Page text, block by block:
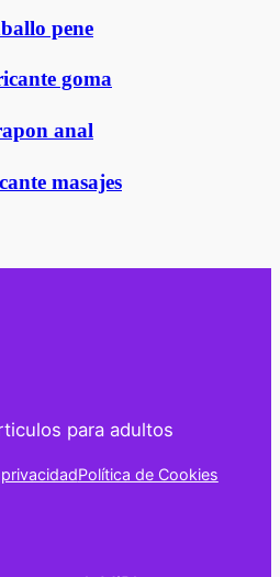
pene
goma
anal
masajes
para adultos
Política de Cookies